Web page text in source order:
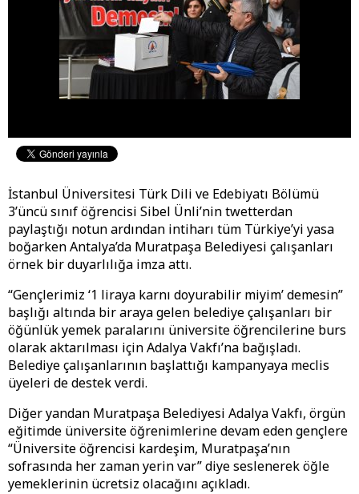
İstanbul Üniversitesi Türk Dili ve Edebiyatı Bölümü
3’üncü sınıf öğrencisi Sibel Ünli’nin twetterdan
paylaştığı notun ardından intiharı tüm Türkiye’yi yasa
boğarken Antalya’da Muratpaşa Belediyesi çalışanları
örnek bir duyarlılığa imza attı.
“Gençlerimiz ‘1 liraya karnı doyurabilir miyim’ demesin”
başlığı altında bir araya gelen belediye çalışanları bir
öğünlük yemek paralarını üniversite öğrencilerine burs
olarak aktarılması için Adalya Vakfı’na bağışladı.
Belediye çalışanlarının başlattığı kampanyaya meclis
üyeleri de destek verdi.
Diğer yandan Muratpaşa Belediyesi Adalya Vakfı, örgün
eğitimde üniversite öğrenimlerine devam eden gençlere
“Üniversite öğrencisi kardeşim, Muratpaşa’nın
sofrasında her zaman yerin var” diye seslenerek öğle
yemeklerinin ücretsiz olacağını açıkladı.